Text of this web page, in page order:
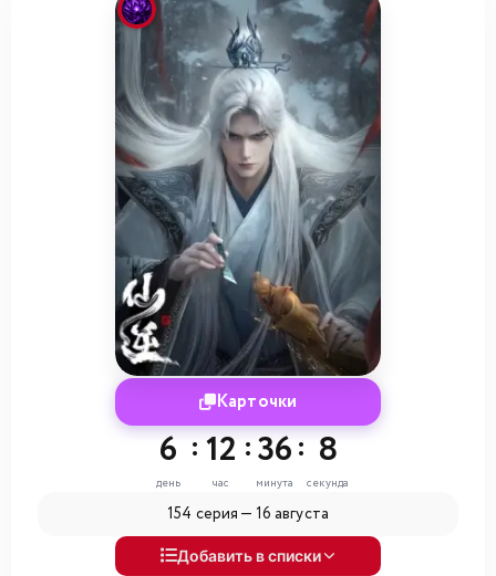
Карточки
6
день
:12
час
:36
минута
: 7
секунда
154 серия — 16 августа
Добавить в списки